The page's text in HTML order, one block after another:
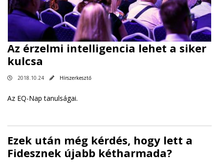
Az érzelmi intelligencia lehet a siker
kulcsa
2018.10.24 Hírszerkesztő
Az EQ-Nap tanulságai.
Ezek után még kérdés, hogy lett a
Fidesznek újabb kétharmada?